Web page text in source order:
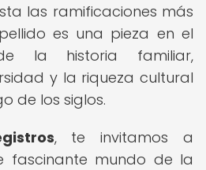
las ramificaciones más
es una pieza en el
la historia familiar,
y la riqueza cultural
de los siglos.
, te invitamos a
fascinante mundo de la